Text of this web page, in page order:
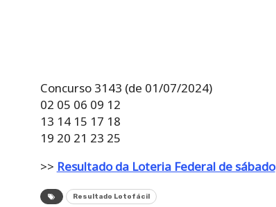
Concurso 3143 (de 01/07/2024)
02 05 06 09 12
13 14 15 17 18
19 20 21 23 25
>> Resultado da Loteria Federal de sábado
Resultado Lotofácil